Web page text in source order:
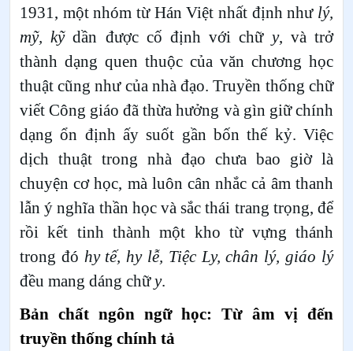
1931, một nhóm từ Hán Việt nhất định như lý,
mỹ, kỹdần được cố định với chữ y, và trở
thành dạng quen thuộc của văn chương học
thuật cũng như của nhà đạo. Truyền thống chữ
viết Công giáo đã thừa hưởng và gìn giữ chính
dạng ổn định ấy suốt gần bốn thế kỷ. Việc
dịch thuật trong nhà đạo chưa bao giờ là
chuyện cơ học, mà luôn cân nhắc cả âm thanh
lẫn ý nghĩa thần học và sắc thái trang trọng, để
rồi kết tinh thành một kho từ vựng thánh
trong đó hy tế, hy lễ, Tiệc Ly, chân lý, giáo lý
đều mang dáng chữy.
Bản chất ngôn ngữ học: Từ âm vị đến
truyền thống chính tả